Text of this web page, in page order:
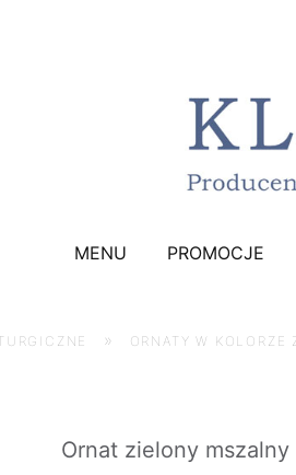
MENU PROMOCJE
» ORNATY W KOLORZE
Ornat zielony